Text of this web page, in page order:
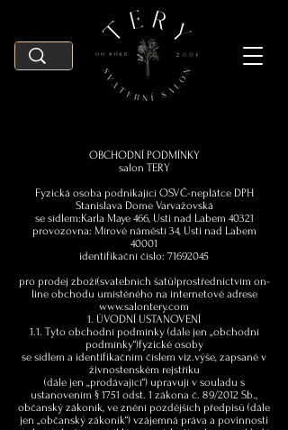
OBCHODNÍ PODMÍNKY
salon TERY
Fyzická osoba podnikající OSVČ-neplátce DPH
Stanislava Dome Varvažovská
se sídlem:Karla Maye 466, Usti nad Labem 40321
provozovna: Mírové náměstí 34, Usti nad Labem
40001
identifikační číslo: 71692045
pro prodej zboží(svatebních šatů)prostřednictvím on-
line obchodu umístěného na internetové adrese
www.salontery.com
1. ÚVODNÍ USTANOVENÍ
1.1. Tyto obchodní podmínky (dále jen „obchodní
podmínky“)fyzické osoby
se sídlem a identifikačním číslem viz.výše, zapsané v
živnostenském rejstříku
(dále jen „prodávající“) upravují v souladu s
ustanovením § 1751 odst. 1 zákona č. 89/2012 Sb.,
občanský zákoník, ve znění pozdějších předpisů (dále
jen „občanský zákoník“) vzájemná práva a povinnosti